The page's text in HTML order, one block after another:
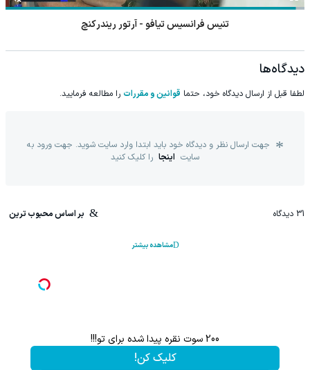
تنیس فرانسیس تیافو - آرتور ریندرکنچ
دیدگاه‌ها
لطفا قبل از ارسال دیدگاه خود، حتما قوانین و مقررات را مطالعه فرمایید.
جهت ارسال نظر و دیدگاه خود باید ابتدا وارد سایت شوید. جهت ورود به
سایت اینجا را کلیک کنید
31 دیدگاه بر اساس محبوب ترین
مشاهده بیشتر
200 سوت نقره پیدا شده برای تو!!!
کلیک کن!